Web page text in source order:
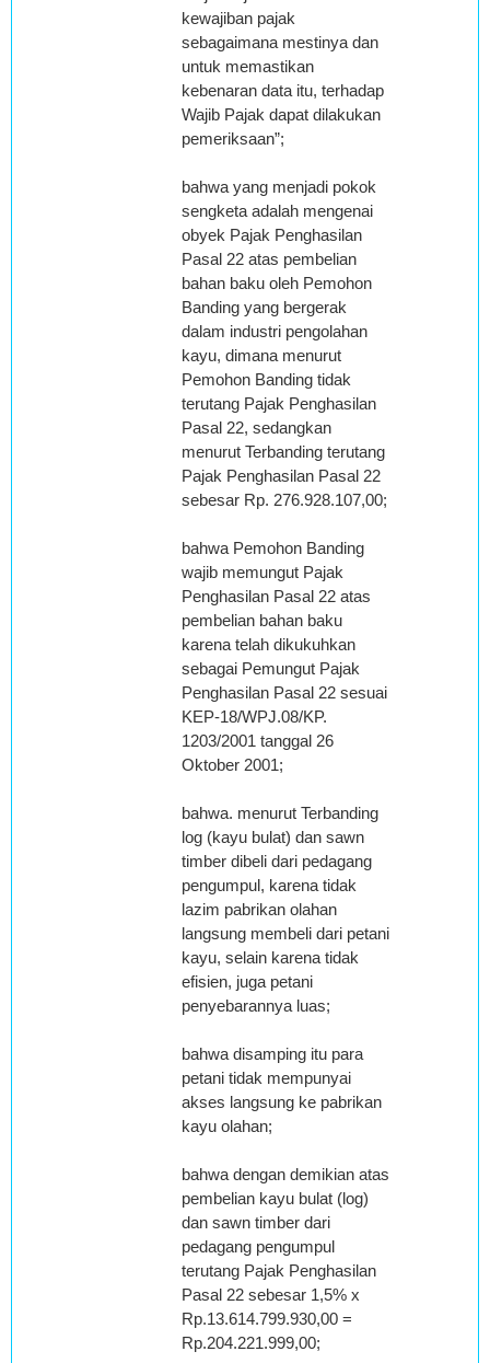
kewajiban pajak
sebagaimana mestinya dan
untuk memastikan
kebenaran data itu, terhadap
Wajib Pajak dapat dilakukan
pemeriksaan”;
bahwa yang menjadi pokok
sengketa adalah mengenai
obyek Pajak Penghasilan
Pasal 22 atas pembelian
bahan baku oleh Pemohon
Banding yang bergerak
dalam industri pengolahan
kayu, dimana menurut
Pemohon Banding tidak
terutang Pajak Penghasilan
Pasal 22, sedangkan
menurut Terbanding terutang
Pajak Penghasilan Pasal 22
sebesar Rp. 276.928.107,00;
bahwa Pemohon Banding
wajib memungut Pajak
Penghasilan Pasal 22 atas
pembelian bahan baku
karena telah dikukuhkan
sebagai Pemungut Pajak
Penghasilan Pasal 22 sesuai
KEP-18/WPJ.08/KP.
1203/2001 tanggal 26
Oktober 2001;
bahwa. menurut Terbanding
log (kayu bulat) dan sawn
timber dibeli dari pedagang
pengumpul, karena tidak
lazim pabrikan olahan
langsung membeli dari petani
kayu, selain karena tidak
efisien, juga petani
penyebarannya luas;
bahwa disamping itu para
petani tidak mempunyai
akses langsung ke pabrikan
kayu olahan;
bahwa dengan demikian atas
pembelian kayu bulat (log)
dan sawn timber dari
pedagang pengumpul
terutang Pajak Penghasilan
Pasal 22 sebesar 1,5% x
Rp.13.614.799.930,00 =
Rp.204.221.999,00;